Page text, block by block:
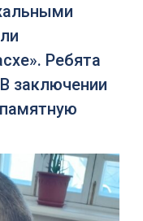
Ребята
заключении